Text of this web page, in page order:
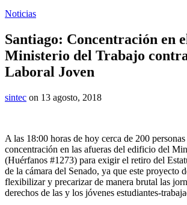
Noticias
Santiago: Concentración en
Ministerio del Trabajo
Laboral Joven
sintec on 13 agosto, 2018
A las 18:00 horas de hoy cerca de 200
concentración en las afueras del edificio del
(Huérfanos #1273) para exigir el retiro del
de la cámara del Senado, ya que este proyecto
flexibilizar y precarizar de manera brutal las
derechos de las y los jóvenes estudiantes-